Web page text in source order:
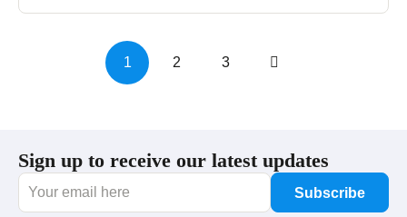
1 2 3
Sign up to receive our latest updates